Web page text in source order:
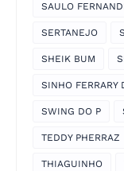
SAULO
SERTANEJO
SHEIK BUM
SINHO FERRARY
SWING DO P
TEDDY PHERRAZ
THIAGUINHO